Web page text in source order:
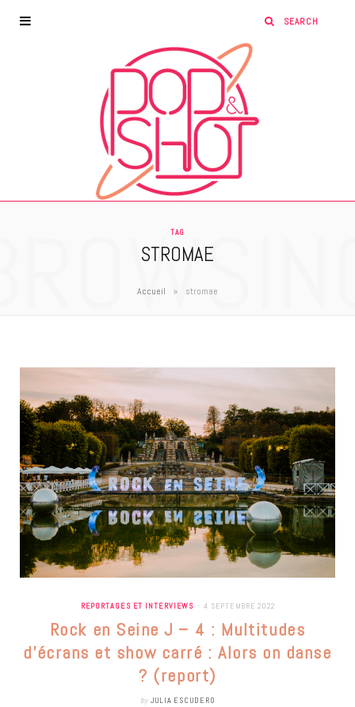
TAG
STROMAE
Accueil » stromae
REPORTAGES ET INTERVIEWS 4 SEPTEMBRE 2022
Rock en Seine J – 4 : Multitudes
d’écrans et show carré : Alors on danse
? (report)
by JULIA ESCUDERO